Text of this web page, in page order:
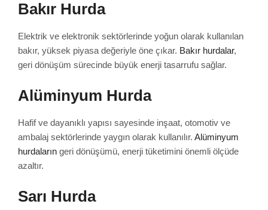
Bakır Hurda
Elektrik ve elektronik sektörlerinde yoğun olarak kullanılan
bakır, yüksek piyasa değeriyle öne çıkar. Bakır hurdalar,
geri dönüşüm sürecinde büyük enerji tasarrufu sağlar.
Alüminyum Hurda
Hafif ve dayanıklı yapısı sayesinde inşaat, otomotiv ve
ambalaj sektörlerinde yaygın olarak kullanılır. Alüminyum
hurdaların geri dönüşümü, enerji tüketimini önemli ölçüde
azaltır.
Sarı Hurda